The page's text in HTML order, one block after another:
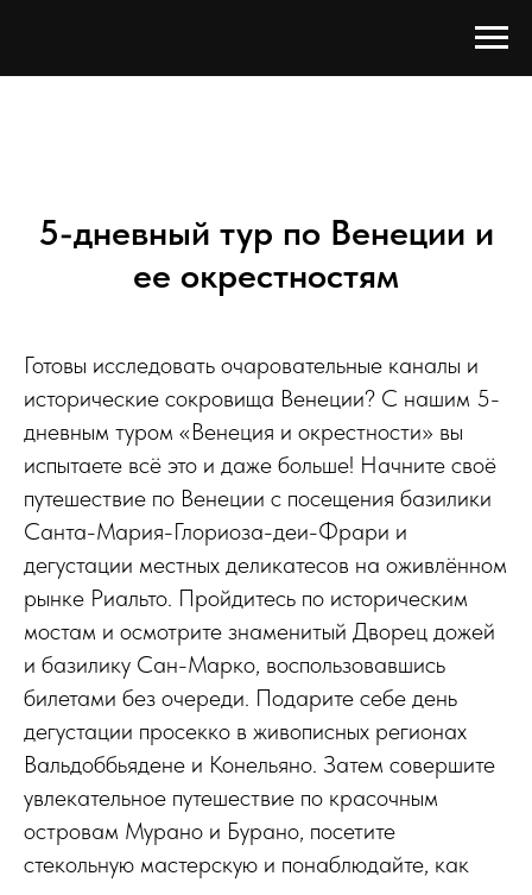
5-дневный тур по Венеции и
ее окрестностям
Готовы исследовать очаровательные каналы и
исторические сокровища Венеции? С нашим 5-
дневным туром «Венеция и окрестности» вы
испытаете всё это и даже больше! Начните своё
путешествие по Венеции с посещения базилики
Санта-Мария-Глориоза-деи-Фрари и
дегустации местных деликатесов на оживлённом
рынке Риальто. Пройдитесь по историческим
мостам и осмотрите знаменитый Дворец дожей
и базилику Сан-Марко, воспользовавшись
билетами без очереди. Подарите себе день
дегустации просекко в живописных регионах
Вальдоббьядене и Конельяно. Затем совершите
увлекательное путешествие по красочным
островам Мурано и Бурано, посетите
стекольную мастерскую и понаблюдайте, как